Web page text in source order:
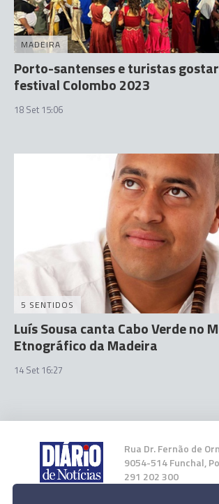
MADEIRA
Porto-santenses e turistas
festival Colombo 2023
18 Set 15:06
5 SENTIDOS
Luís Sousa canta Cabo Verde no
Etnográfico da Madeira
14 Set 16:27
Rua Dr. Fernão de
9054-514 Funchal,
291 202 300